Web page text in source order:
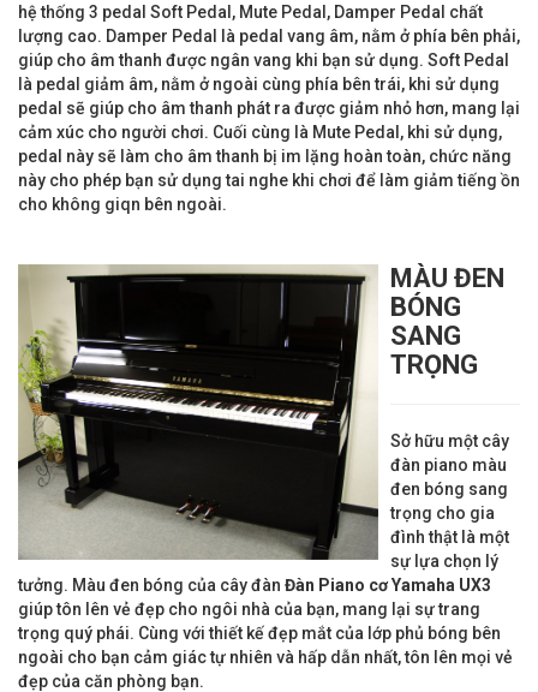
hệ thống 3 pedal Soft Pedal, Mute Pedal, Damper Pedal chất
lượng cao. Damper Pedal là pedal vang âm, nằm ở phía bên phải,
giúp cho âm thanh được ngân vang khi bạn sử dụng. Soft Pedal
là pedal giảm âm, nằm ở ngoài cùng phía bên trái, khi sử dụng
pedal sẽ giúp cho âm thanh phát ra được giảm nhỏ hơn, mang lại
cảm xúc cho người chơi. Cuối cùng là Mute Pedal, khi sử dụng,
pedal này sẽ làm cho âm thanh bị im lặng hoàn toàn, chức năng
này cho phép bạn sử dụng tai nghe khi chơi để làm giảm tiếng ồn
cho không giqn bên ngoài.
MÀU ĐEN
BÓNG
SANG
TRỌNG
Sở hữu một cây
đàn piano màu
đen bóng sang
trọng cho gia
đình thật là một
sự lựa chọn lý
tưởng. Màu đen bóng của cây đàn Đàn Piano cơYamaha UX3
giúp tôn lên vẻ đẹp cho ngôi nhà của bạn, mang lại sự trang
trọng quý phái. Cùng với thiết kế đẹp mắt của lớp phủ bóng bên
ngoài cho bạn cảm giác tự nhiên và hấp dẫn nhất, tôn lên mọi vẻ
đẹp của căn phòng bạn.